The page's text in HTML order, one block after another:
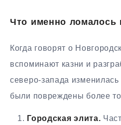
Что именно ломалось
Когда говорят о
вспоминают казни и
северо-запада
были повреждены более
Городская элита.